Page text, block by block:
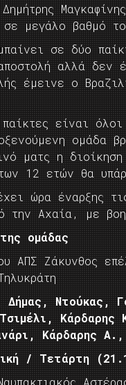
σε μεγάλο βαθμό
σε δύο
αλλά δεν
έμεινε ο
είναι
ομάδα
ματς η
12 ετών θα
ώρα έναρξης
την Αχαία, με
ομάδας
ΑΠΣ Ζάκυνθος
Δήμας, Ντούκας,
Κάρδαρης Α.,
/ Τετάρτη